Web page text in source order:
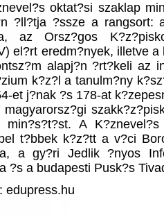
oktat?si szaklap
?ll?tja ?ssze a rangsort:
az Orsz?gos
el?rt eredm?nyek, illetve
alapj?n ?rt?keli az
k?z?l a tanulm?ny
et j?nak ?s 178-at
magyarorsz?gi
min?s?t?st. A
t?bbek k?z?tt a v?ci
a gy?ri Jedlik ?nyos
?s a budapesti Pusk?s
edupress.hu